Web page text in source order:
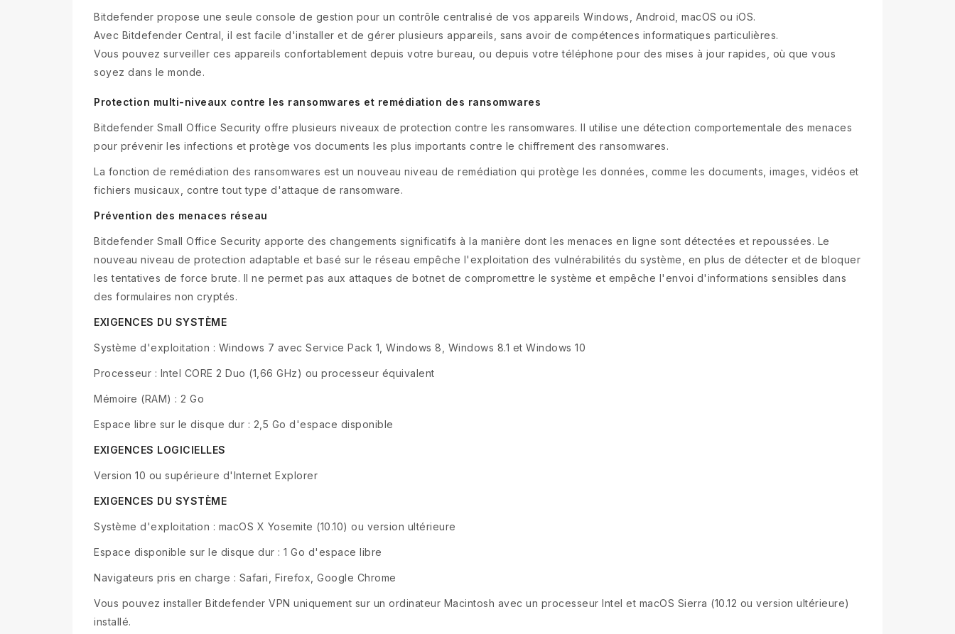
Bitdefender propose une seule console de gestion pour un contrôle centralisé de vos appareils Windows, Android, macOS ou iOS.
Avec Bitdefender Central, il est facile d'installer et de gérer plusieurs appareils, sans avoir de compétences informatiques particulières.
Vous pouvez surveiller ces appareils confortablement depuis votre bureau, ou depuis votre téléphone pour des mises à jour rapides, où que vous
soyez dans le monde.
Protection multi-niveaux contre les ransomwares et remédiation des ransomwares
Bitdefender Small Office Security offre plusieurs niveaux de protection contre les ransomwares. Il utilise une détection comportementale des menaces
pour prévenir les infections et protège vos documents les plus importants contre le chiffrement des ransomwares.
La fonction de remédiation des ransomwares est un nouveau niveau de remédiation qui protège les données, comme les documents, images, vidéos et
fichiers musicaux, contre tout type d'attaque de ransomware.
Prévention des menaces réseau
Bitdefender Small Office Security apporte des changements significatifs à la manière dont les menaces en ligne sont détectées et repoussées. Le
nouveau niveau de protection adaptable et basé sur le réseau empêche l'exploitation des vulnérabilités du système, en plus de détecter et de bloquer
les tentatives de force brute. Il ne permet pas aux attaques de botnet de compromettre le système et empêche l'envoi d'informations sensibles dans
des formulaires non cryptés.
EXIGENCES DU SYSTÈME
Système d'exploitation : Windows 7 avec Service Pack 1, Windows 8, Windows 8.1 et Windows 10
Processeur : Intel CORE 2 Duo (1,66 GHz) ou processeur équivalent
Mémoire (RAM) : 2 Go
Espace libre sur le disque dur : 2,5 Go d'espace disponible
EXIGENCES LOGICIELLES
Version 10 ou supérieure d'Internet Explorer
EXIGENCES DU SYSTÈME
Système d'exploitation : macOS X Yosemite (10.10) ou version ultérieure
Espace disponible sur le disque dur : 1 Go d'espace libre
Navigateurs pris en charge : Safari, Firefox, Google Chrome
Vous pouvez installer Bitdefender VPN uniquement sur un ordinateur Macintosh avec un processeur Intel et macOS Sierra (10.12 ou version ultérieure)
installé.